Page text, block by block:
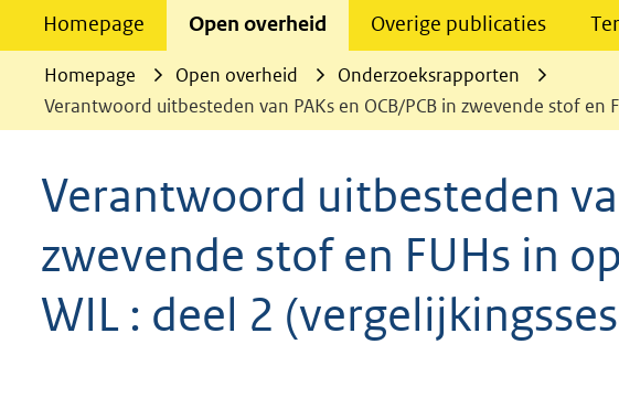
Homepage Open overheid Overige publicaties
Homepage Open overheid
Onderzoeksrapporten
Verantwoord uitbesteden van PAKs en OCB/PCB in zwevende stof
Verantwoord uitbesteden
zwevende stof en FUHs in
WIL : deel 2